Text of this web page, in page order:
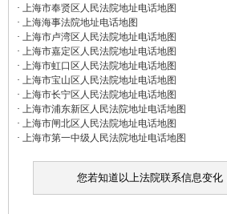
· 上海市奉贤区人民法院地址电话地图
· 上海海事法院地址电话地图
· 上海市卢湾区人民法院地址电话地图
· 上海市嘉定区人民法院地址电话地图
· 上海市虹口区人民法院地址电话地图
· 上海市宝山区人民法院地址电话地图
· 上海市长宁区人民法院地址电话地图
· 上海市浦东新区人民法院地址电话地图
· 上海市闸北区人民法院地址电话地图
· 上海市第一中级人民法院地址电话地图
您若知道以上法院联系信息变